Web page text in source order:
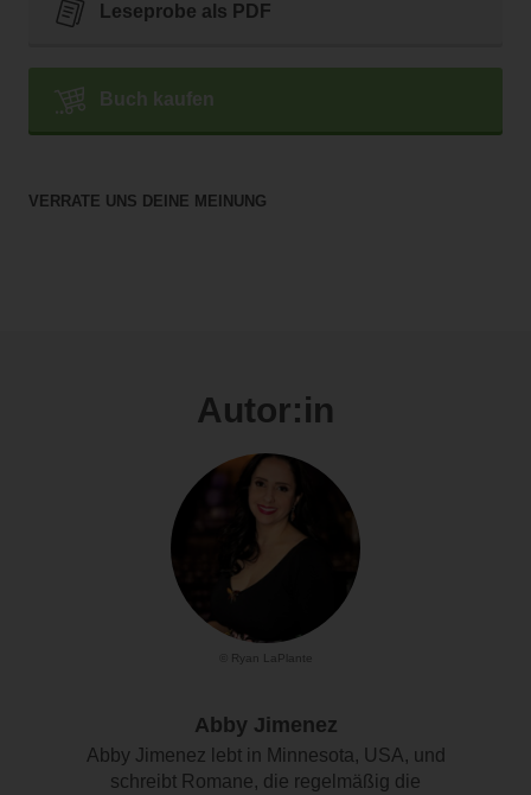
Leseprobe als PDF
Buch kaufen
VERRATE UNS DEINE MEINUNG
Autor:in
© Ryan LaPlante
Abby Jimenez
Abby Jimenez lebt in Minnesota, USA, und
schreibt Romane, die regelmäßig die